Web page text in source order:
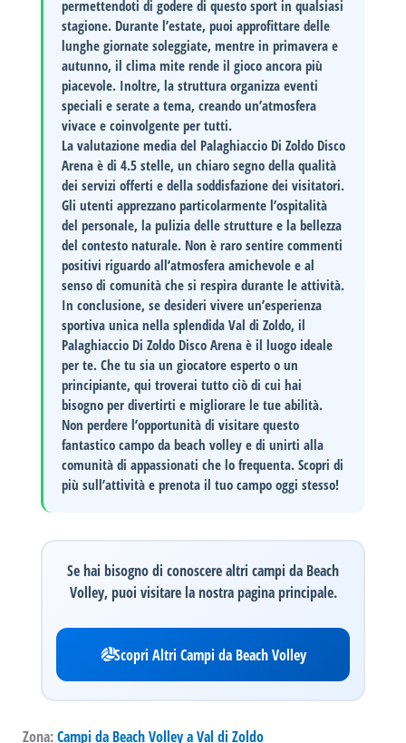
permettendoti di godere di questo sport in qualsiasi
stagione. Durante l’estate, puoi approfittare delle
lunghe giornate soleggiate, mentre in primavera e
autunno, il clima mite rende il gioco ancora più
piacevole. Inoltre, la struttura organizza eventi
speciali e serate a tema, creando un’atmosfera
vivace e coinvolgente per tutti.
La valutazione media del Palaghiaccio Di Zoldo Disco
Arena è di4.5 stelle, un chiaro segno della qualità
dei servizi offerti e della soddisfazione dei visitatori.
Gli utenti apprezzano particolarmente l’ospitalità
del personale, la pulizia delle strutture e la bellezza
del contesto naturale. Non è raro sentire commenti
positivi riguardo all’atmosfera amichevole e al
senso di comunità che si respira durante le attività.
In conclusione, se desideri vivere un’esperienza
sportiva unica nella splendidaVal di Zoldo, il
Palaghiaccio Di Zoldo Disco Arena è il luogo ideale
per te. Che tu sia un giocatore esperto o un
principiante, qui troverai tutto ciò di cui hai
bisogno per divertirti e migliorare le tue abilità.
Non perdere l’opportunità di visitare questo
fantastico campo da beach volley e di unirti alla
comunità di appassionati che lo frequenta.Scopri di
più sull’attività e prenota il tuo campo oggi stesso!
Se hai bisogno di conoscere altri campi da Beach
Volley, puoi visitare la nostra pagina principale.
Scopri Altri Campi da Beach Volley
Zona:Campi da Beach Volley a Val di Zoldo